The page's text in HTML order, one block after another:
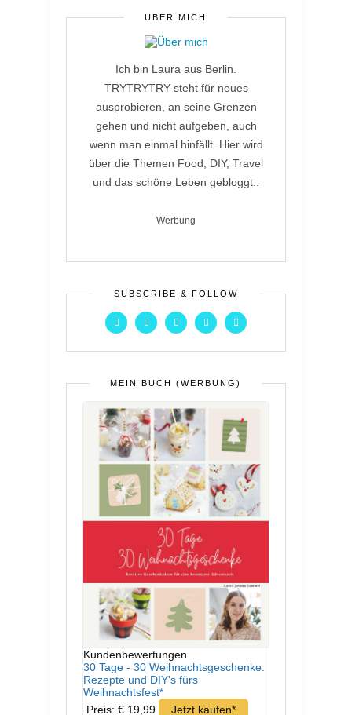
ÜBER MICH
Ich bin Laura aus Berlin.
TRYTRYTRY steht für neues
ausprobieren, an seine Grenzen
gehen und nicht aufgeben, auch
wenn man einmal hinfällt. Hier wird
über die Themen Food, DIY, Travel
und das schöne Leben gebloggt..
Werbung
SUBSCRIBE & FOLLOW
MEIN BUCH (WERBUNG)
Kundenbewertungen
30 Tage - 30 Weihnachtsgeschenke:
Rezepte und DIY's fürs
Weihnachtsfest*
Preis: € 19,99
Jetzt kaufen*